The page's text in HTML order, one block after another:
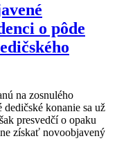
o pôde
na zosnulého
konanie sa už
presvedčí o opaku
získať novoobjavený